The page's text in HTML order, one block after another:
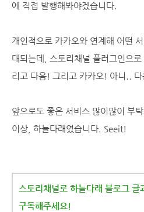
에 직접 발행해봐야겠습니다.
개인적으로 카카오와 연계해 어떤
대되는데, 스토리채널 플러그인으
리고 다음! 그리고 카카오! 아니..
앞으로도 좋은 서비스 많이많이 부
이상, 하늘다래였습니다. Seeit!
스토리채널로 하늘다래 블로그
구독해주세요!